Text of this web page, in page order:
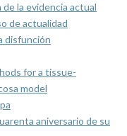
la evidencia actual
de actualidad
disfunción
for a tissue-
model
aniversario de su